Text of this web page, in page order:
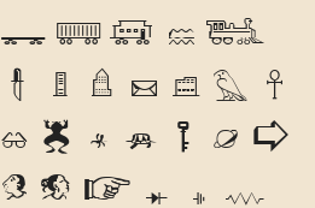
F G H I J
P Q R S T U
V
b c d e f g h
n o p q r
s